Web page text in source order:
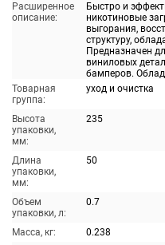
Расширенное
описание:
Быстро и
никотиновые
выгорания,
структуру,
Предназначен
виниловых
бамперов.
Товарная
группа:
уход и очистка
Высота
упаковки,
мм:
235
Длина
упаковки,
мм:
50
Объем
упаковки, л:
0.7
Масса, кг:
0.238